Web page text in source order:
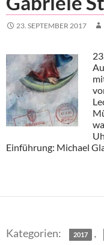
23. SEPTEMBER 2017
Einführung: Michael
2017 ,